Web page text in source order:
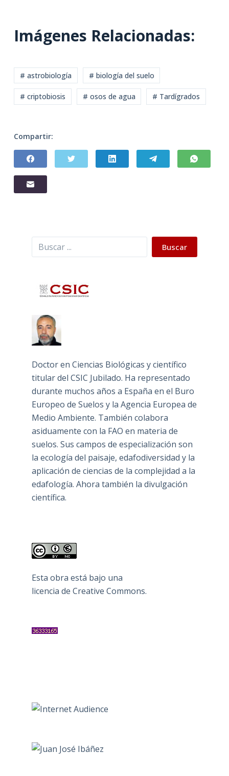
Imágenes Relacionadas:
# astrobiología # biología del suelo
# criptobiosis # osos de agua # Tardígrados
Compartir:
Buscar Buscar
Doctor en Ciencias Biológicas y científico
titular del CSIC Jubilado. Ha representado
durante muchos años a España en el Buro
Europeo de Suelos y la Agencia Europea de
Medio Ambiente. También colabora
asiduamente con la FAO en materia de
suelos. Sus campos de especialización son
la ecología del paisaje, edafodiversidad y la
aplicación de ciencias de la complejidad a la
edafología. Ahora también la divulgación
científica.
Esta obra está bajo una
licencia de Creative Commons.